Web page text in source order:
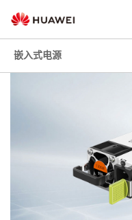
嵌入式电源